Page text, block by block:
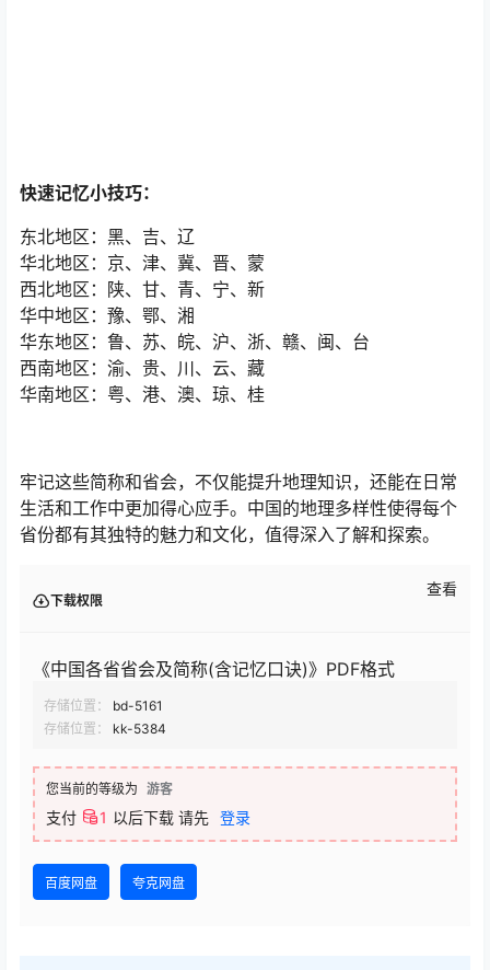
快速记忆小技巧：
华北地区：京、津、冀、晋、蒙
华中地区：豫、鄂、湘
西南地区：渝、贵、川、云、藏